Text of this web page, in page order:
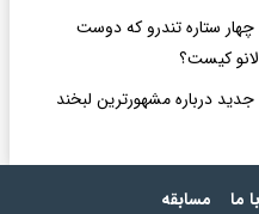
چهار ستاره تندرو که دوست
کیست؟
جدید درباره مشهورترین لبخند
ما مسابقه